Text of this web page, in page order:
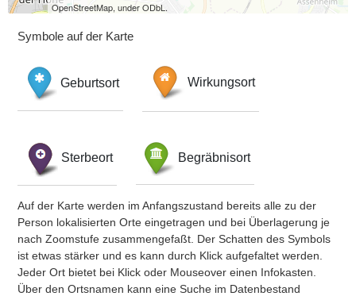
OpenStreetMap, under ODbL.
Symbole auf der Karte
Geburtsort Wirkungsort
Sterbeort Begräbnisort
Auf der Karte werden im Anfangszustand bereits alle zu der
Person lokalisierten Orte eingetragen und bei Überlagerung je
nach Zoomstufe zusammengefaßt. Der Schatten des Symbols
ist etwas stärker und es kann durch Klick aufgefaltet werden.
Jeder Ort bietet bei Klick oder Mouseover einen Infokasten.
Über den Ortsnamen kann eine Suche im Datenbestand